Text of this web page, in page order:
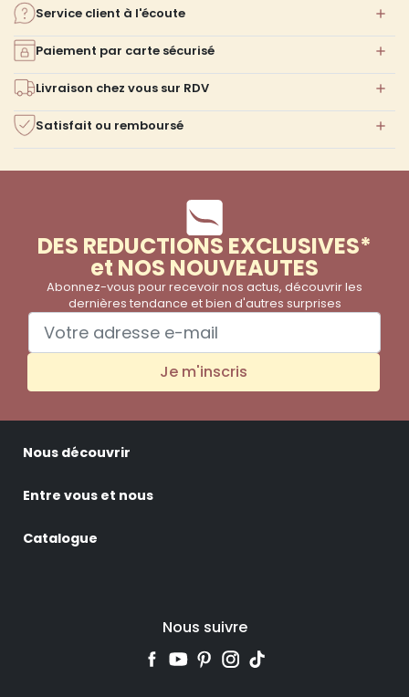
Service client à l'écoute
Paiement par carte sécurisé
Livraison chez vous sur RDV
Satisfait ou remboursé
DES REDUCTIONS EXCLUSIVES*
et NOS NOUVEAUTES
Abonnez-vous pour recevoir nos actus, découvrir les
dernières tendance et bien d'autres surprises
Je m'inscris
Nous découvrir
Entre vous et nous
Catalogue
Nous suivre